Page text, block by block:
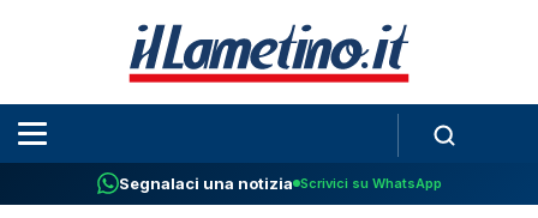
Segnalaci una notizia Scrivici su WhatsApp